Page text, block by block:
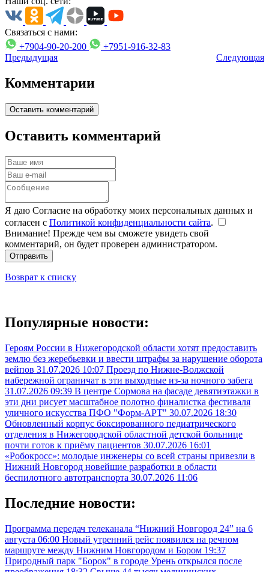
Связаться с нами:
+7904-90-20-200
+7951-916-32-83
Предыдущая
Следующая
Комментарии
Оставить комментарий
Оставить комментарий
Я даю Согласие на обработку моих персональных данных и
согласен с Политикой конфиденциальности сайта.
Внимание! Прежде чем вы сможете увидеть свой
комментарий, он будет проверен администратором.
Отправить
Возврат к списку
Популярные новости:
Героям России в Нижегородской области хотят предоставить
землю без жеребьевки и ввести штрафы за нарушение оборота
вейпов 31.07.2026 10:07 Проезд по Нижне-Волжской
набережной ограничат в эти выходные из-за ночного забега
31.07.2026 09:39 В центре Сормова на фасаде девятиэтажки в
эти дни рисует масштабное полотно финалистка фестиваля
уличного искусства ПФО "Форм-АРТ" 30.07.2026 18:30
Обновленный корпус боксированного педиатрического
отделения в Нижегородской областной детской больнице
почти готов к приёму пациентов 30.07.2026 16:01
«Робокросс»: молодые инженеры со всей страны привезли в
Нижний Новгород новейшие разработки в области
беспилотного автотранспорта 30.07.2026 11:06
Последние новости:
Программа передач телеканала “Нижний Новгород 24” на 6
августа 06:00 Новый утренний рейс появился на речном
маршруте между Нижним Новгородом и Бором 19:37
Природный парк "Борок" в городе Урень открылся после